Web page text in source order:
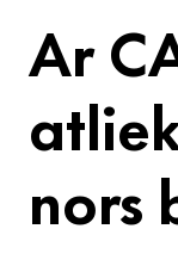
Ar
nors